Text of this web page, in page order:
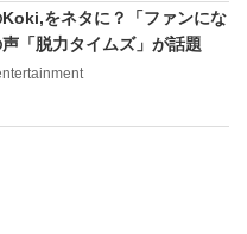
をネタに？「ファンにな
「脱力タイムズ」が話題